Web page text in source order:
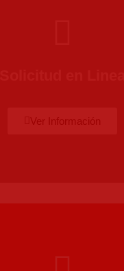
Ver Información